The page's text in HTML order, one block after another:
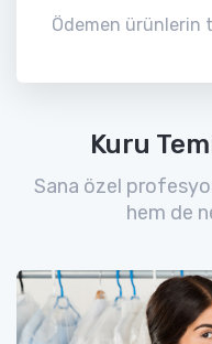
Ödemen ürünlerin
Kuru
Sana özel
hem de